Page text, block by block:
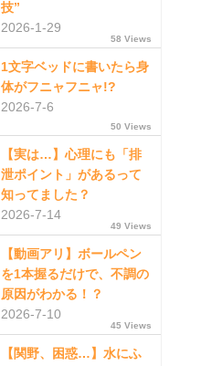
技”
2026-1-29
58 Views
1文字ベッドに書いたら身
体がフニャフニャ!?
2026-7-6
50 Views
【実は…】心理にも「排
泄ポイント」があるって
知ってました？
2026-7-14
49 Views
【動画アリ】ボールペン
を1本握るだけで、不調の
原因がわかる！？
2026-7-10
45 Views
【関野、困惑…】水にふ